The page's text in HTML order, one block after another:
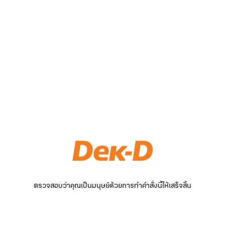
ตรวจสอบว่าคุณเป็นมนุษย์ด้วยการทำคำสั่งนี้ให้เสร็จสิ้น